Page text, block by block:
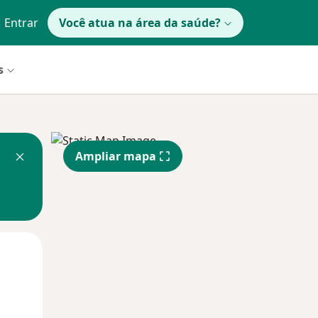
Entrar Você atua na área da saúde?
Ampliar mapa